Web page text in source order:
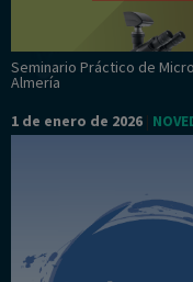
Seminario Práctico de
Almería
1 de enero de 2026 |